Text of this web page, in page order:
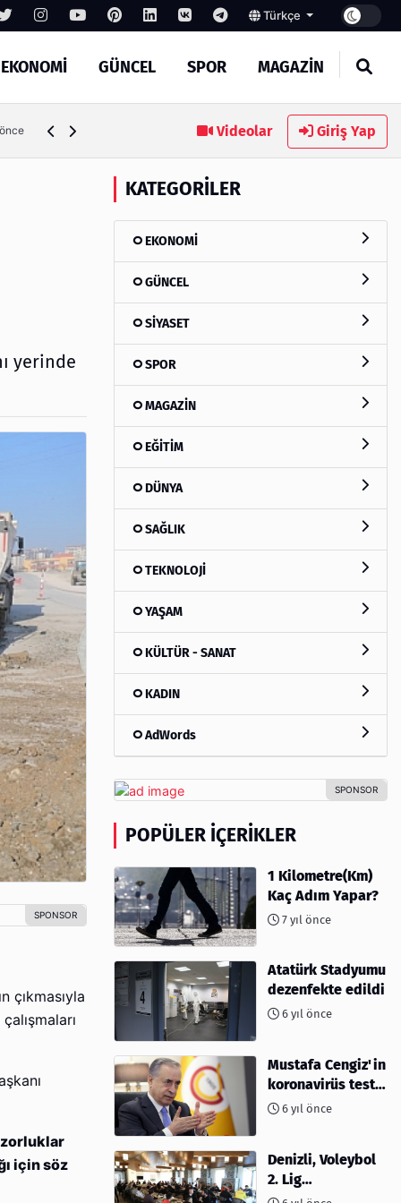
Türkçe
EKONOMİ GÜNCEL SPOR MAGAZİN
4 gün önce Videolar Giriş Yap
yerinde
çıkmasıyla
zorluklar
için söz
KATEGORILER
EKONOMİ
GÜNCEL
SİYASET
SPOR
MAGAZİN
EĞİTİM
DÜNYA
SAĞLIK
TEKNOLOJİ
YAŞAM
KÜLTÜR - SANAT
KADIN
AdWords
POPÜLER İÇERIKLER
1 Kilometre(Km)
Kaç Adım Yapar?
7 yıl önce
Atatürk Stadyumu
dezenfekte edildi
6 yıl önce
Mustafa Cengiz'in
koronavirüs test
sonucu açıklandı
6 yıl önce
Denizli, Voleybol
2. Lig
müsabakalarına